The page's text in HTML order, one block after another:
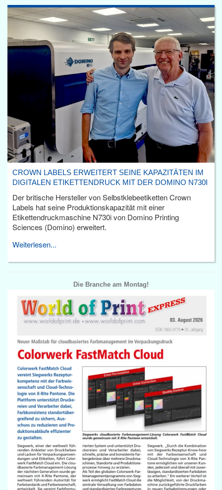
CROWN LABELS ERWEITERT SEINE KAPAZITÄTEN IM
DIGITALEN ETIKETTENDRUCK MIT DER DOMINO N730I
Der britische Hersteller von Selbstklebeetiketten Crown
Labels hat seine Produktionskapazität mit einer
Etikettendruckmaschine N730i von Domino Printing
Sciences (Domino) erweitert.
Weiterlesen...
Die Branche am Montag!